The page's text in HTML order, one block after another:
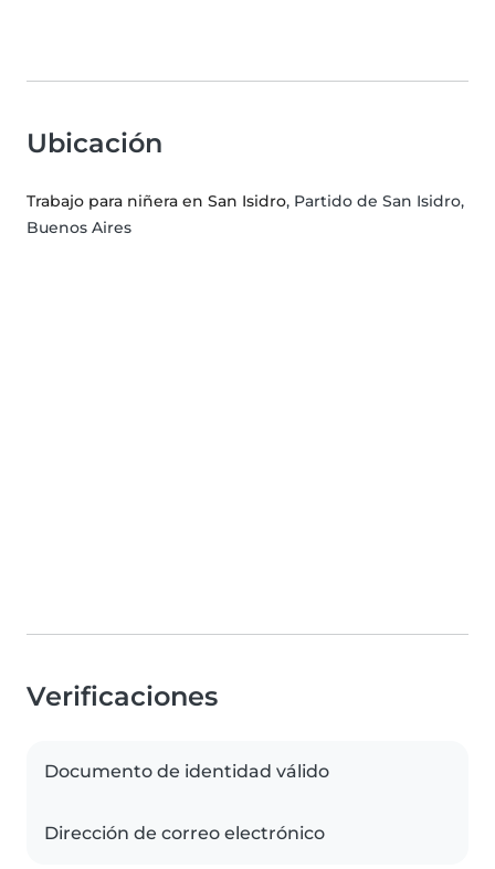
Ubicación
Trabajo para niñera en San Isidro, Partido de San Isidro,
Buenos Aires
Verificaciones
Documento de identidad válido
Dirección de correo electrónico